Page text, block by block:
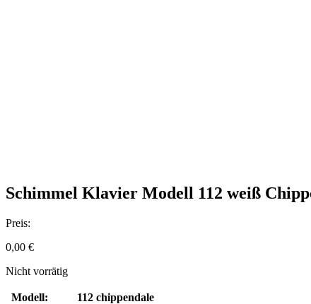
Schimmel Klavier Modell 112 weiß
Preis:
0,00 €
Nicht vorrätig
Modell:
112 chippendale